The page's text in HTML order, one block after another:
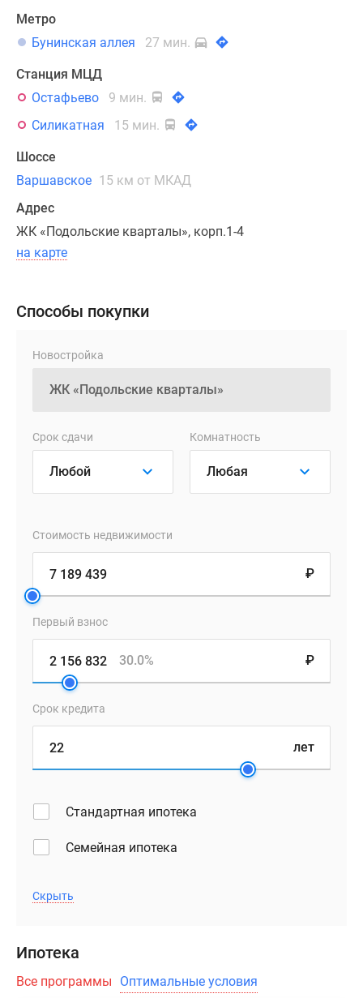
скроют
технику
и
сохранят
вид
зданий,
остекленных
балконов
откроется
панорамный
на
природный
ландшафт.
квартирографии
предлагаются
лоты
классического
разнообразными
планировками:
уютных
студиях
видом
вариантах
широкие
низкие
квартиры
представлены
Метро
Бунинская аллея
27 мин.
Станция МЦД
Остафьево
9 мин.
Силикатная
15 мин.
Шоссе
Варшавское 15 км от МКАД
Адрес
ЖК «Подольские кварталы», корп.1-4
на карте
Способы покупки
Новостройка
Срок сдачи Комнатность
Стоимость недвижимости
₽
Первый взнос
₽
30.0%
Срок кредита
лет
Стандартная ипотека
Семейная ипотека
Скрыть
Ипотека
Все программы Оптимальные условия